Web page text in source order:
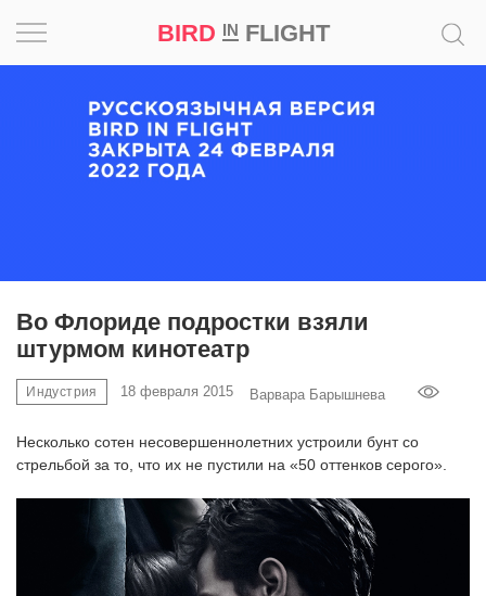
BIRD INFLIGHT
Во Флориде подростки взяли
штурмом кинотеатр
Индустрия 18 февраля 2015 Варвара Барышнева
Несколько сотен несовершеннолетних устроили бунт со
стрельбой за то, что их не пустили на «50 оттенков серого».